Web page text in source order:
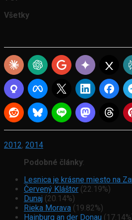
Všetky
2012, 2014
Podobné články:
Lesnica je krásne miesto na
Červený Kláštor (22.19%)
Dunaj (20.14%)
Rieka Morava (19.82%)
Hainburg an der Donau